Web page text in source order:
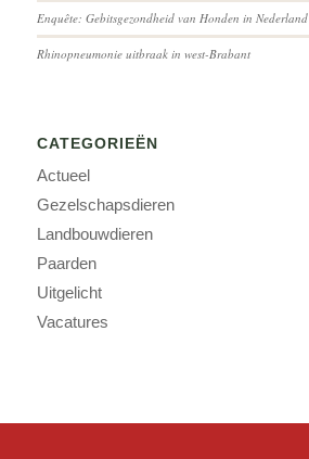
Enquête: Gebitsgezondheid van Honden in Nederland
Rhinopneumonie uitbraak in west-Brabant
CATEGORIEËN
Actueel
Gezelschapsdieren
Landbouwdieren
Paarden
Uitgelicht
Vacatures